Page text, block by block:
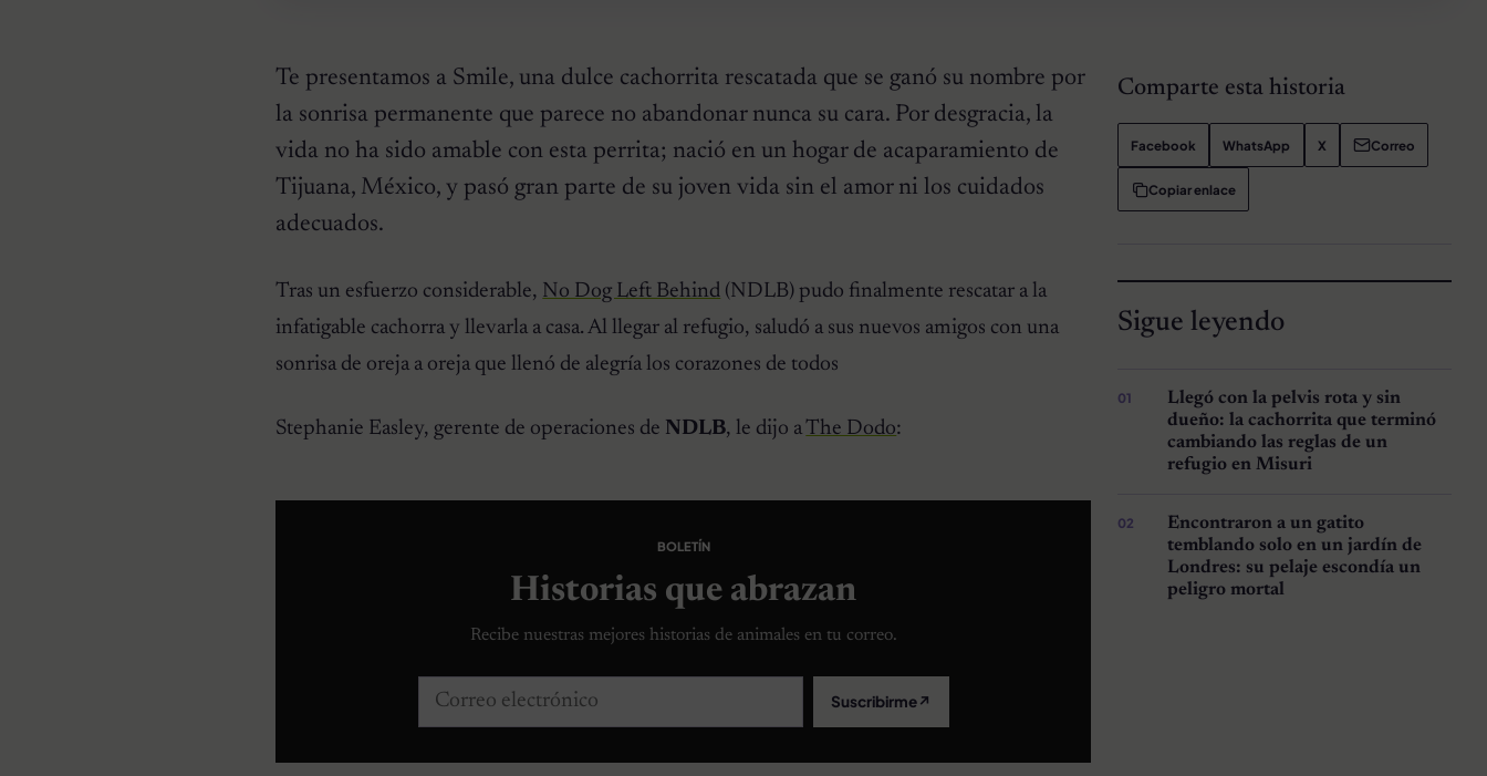
Te presentamos a Smile, una dulce cachorrita rescatada que se ganó su nombre por
la sonrisa permanente que parece no abandonar nunca su cara. Por desgracia, la
vida no ha sido amable con esta perrita; nació en un hogar de acaparamiento de
Tijuana, México, y pasó gran parte de su joven vida sin el amor ni los cuidados
adecuados.
Tras un esfuerzo considerable, No Dog Left Behind (NDLB) pudo finalmente rescatar a la
infatigable cachorra y llevarla a casa. Al llegar al refugio, saludó a sus nuevos amigos con una
sonrisa de oreja a oreja que llenó de alegría los corazones de todos
Stephanie Easley, gerente de operaciones de NDLB, le dijo aThe Dodo:
BOLETÍN
Historias que abrazan
Recibe nuestras mejores historias de animales en tu correo.
Correo electrónico Suscribirme↗
Comparte esta historia
Facebook WhatsApp X Correo
Copiar enlace
Sigue leyendo
Llegó con la pelvis rota y sin
dueño: la cachorrita que terminó
cambiando las reglas de un
refugio en Misuri
Encontraron a un gatito
temblando solo en un jardín de
Londres: su pelaje escondía un
peligro mortal